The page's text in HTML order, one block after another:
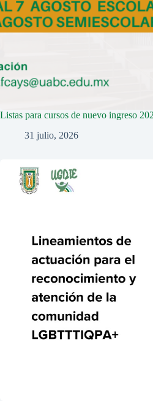
Listas para cursos de nuevo ingreso
31 julio, 2026